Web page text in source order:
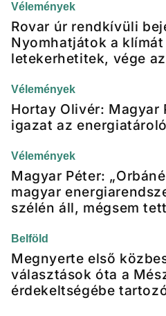
Vélemények
Rovar úr rendkívüli
Nyomhatjátok a
letekerhetitek, vége
Vélemények
Hortay Olivér: Magyar
igazat az
Vélemények
Magyar Péter:
magyar
szélén áll, mégsem
Belföld
Megnyerte első
választások óta a
érdekeltségébe